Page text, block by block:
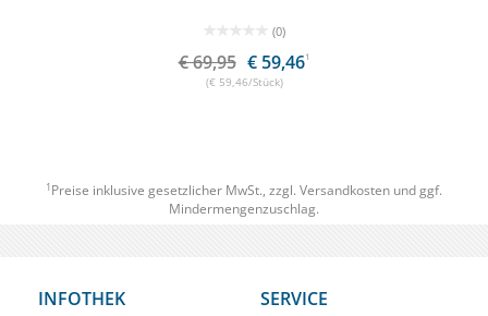
(0)
€ 69,95 € 59,461
(€ 59,46/Stück)
1 Preise inklusive gesetzlicher MwSt., zzgl. Versandkosten und ggf.
Mindermengenzuschlag.
INFOTHEK SERVICE